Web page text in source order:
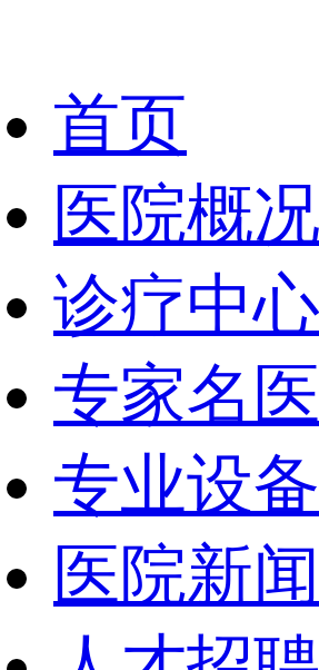
首页
医院概况
诊疗中心
专家名医
专业设备
医院新闻